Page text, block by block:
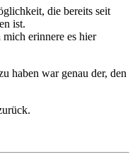
die bereits seit
ist.
erinnere es hier
haben war genau der, den